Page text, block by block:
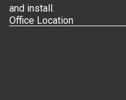
and install.
Office Location